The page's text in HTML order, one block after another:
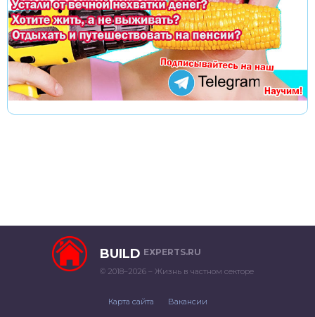
BUILD EXPERTS.RU
© 2018–2026 – Жизнь в частном секторе
Карта сайта Вакансии